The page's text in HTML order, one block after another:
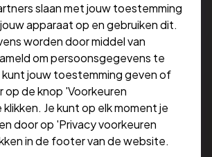
slaan met jouw toestemming
apparaat op en gebruiken dit.
worden door middel van
om persoonsgegevens te
kunt jouw toestemming geven of
op de knop 'Voorkeuren
Je kunt op elk moment je
door op 'Privacy voorkeuren
in de footer van de website.